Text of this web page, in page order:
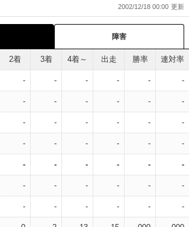
2002/12/18 00:00
障害
2着 3着 4着～ 出走 勝率 連対率
- - - - - -
- - - - - -
- - - - - -
- - - - - -
- - - - - -
- - - - - -
- - - - - -